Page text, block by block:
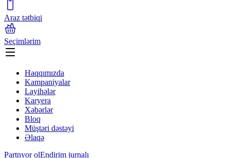
Araz tətbiqi
Seçimlərim
Haqqımızda
Kampaniyalar
Layihələr
Karyera
Xəbərlər
Bloq
Müştəri dəstəyi
Əlaqə
Partnyor olEndirim jurnalı